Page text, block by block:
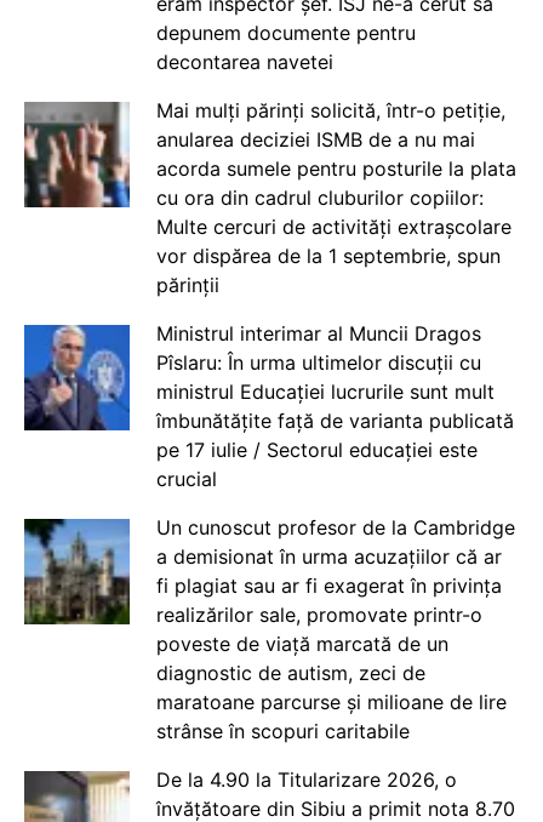
depunem documente pentru
decontarea navetei
Mai mulți părinți solicită, într-o petiție,
anularea deciziei ISMB de a nu mai
acorda sumele pentru posturile la plata
cu ora din cadrul cluburilor copiilor:
Multe cercuri de activități extrașcolare
vor dispărea de la 1 septembrie, spun
părinții
Ministrul interimar al Muncii Dragos
Pîslaru: În urma ultimelor discuții cu
ministrul Educației lucrurile sunt mult
îmbunătățite față de varianta publicată
pe 17 iulie / Sectorul educației este
crucial
Un cunoscut profesor de la Cambridge
a demisionat în urma acuzațiilor că ar
fi plagiat sau ar fi exagerat în privința
realizărilor sale, promovate printr-o
poveste de viață marcată de un
diagnostic de autism, zeci de
maratoane parcurse și milioane de lire
strânse în scopuri caritabile
De la 4.90 la Titularizare 2026, o
învățătoare din Sibiu a primit nota 8.70